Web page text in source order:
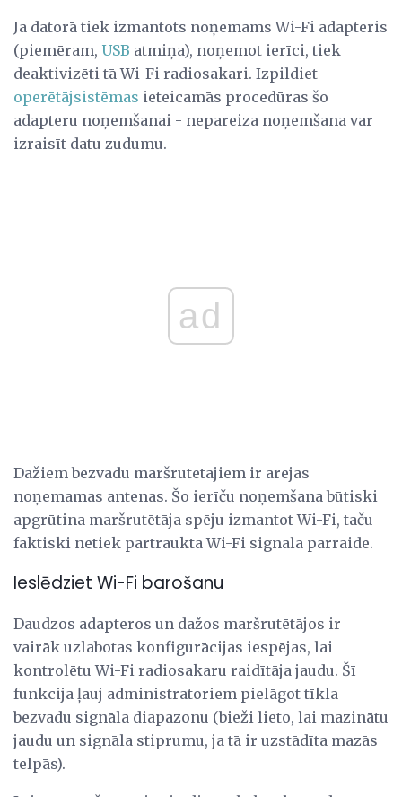
Ja datorā tiek izmantots noņemams Wi-Fi adapteris
(piemēram, USB atmiņa), noņemot ierīci, tiek
deaktivizēti tā Wi-Fi radiosakari. Izpildiet
operētājsistēmas ieteicamās procedūras šo
adapteru noņemšanai - nepareiza noņemšana var
izraisīt datu zudumu.
ad
Dažiem bezvadu maršrutētājiem ir ārējas
noņemamas antenas. Šo ierīču noņemšana būtiski
apgrūtina maršrutētāja spēju izmantot Wi-Fi, taču
faktiski netiek pārtraukta Wi-Fi signāla pārraide.
Ieslēdziet Wi-Fi barošanu
Daudzos adapteros un dažos maršrutētājos ir
vairāk uzlabotas konfigurācijas iespējas, lai
kontrolētu Wi-Fi radiosakaru raidītāja jaudu. Šī
funkcija ļauj administratoriem pielāgot tīkla
bezvadu signāla diapazonu (bieži lieto, lai mazinātu
jaudu un signāla stiprumu, ja tā ir uzstādīta mazās
telpās).